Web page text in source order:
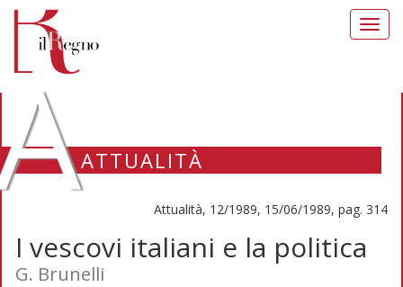
ATTUALITÀ
Attualità, 12/1989, 15/06/1989, pag. 314
I vescovi italiani e la politica
G. Brunelli